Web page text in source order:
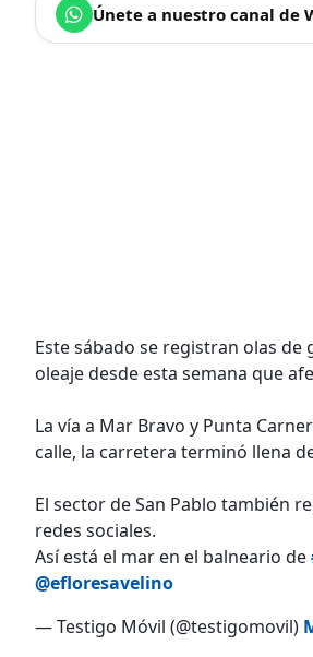
Únete a nuestro canal de
Este sábado se registran olas
oleaje desde esta semana que
La vía a Mar Bravo y Punta
calle, la carretera terminó llena
El sector de San Pablo también
redes sociales.
Así está el mar en el balneario de
@efloresavelino
— Testigo Móvil (@testigomovil)